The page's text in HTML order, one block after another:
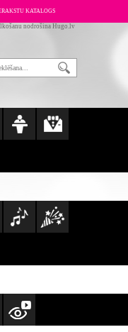
KATALOGS
nodrošina Hugo.lv